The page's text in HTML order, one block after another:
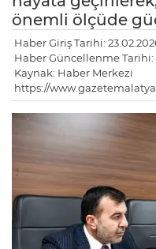
önemli ölçüde
Haber Giriş Tarihi:
Haber Güncellenme Tarihi:
Kaynak: Haber Merkezi
https://